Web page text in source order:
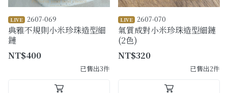
LIVE 2607-069
典雅不規則小米珍珠造型細
鏈
NT$400
已售出3件
LIVE 2607-070
氣質成對小米珍珠造型細鏈
(2色)
NT$320
已售出2件